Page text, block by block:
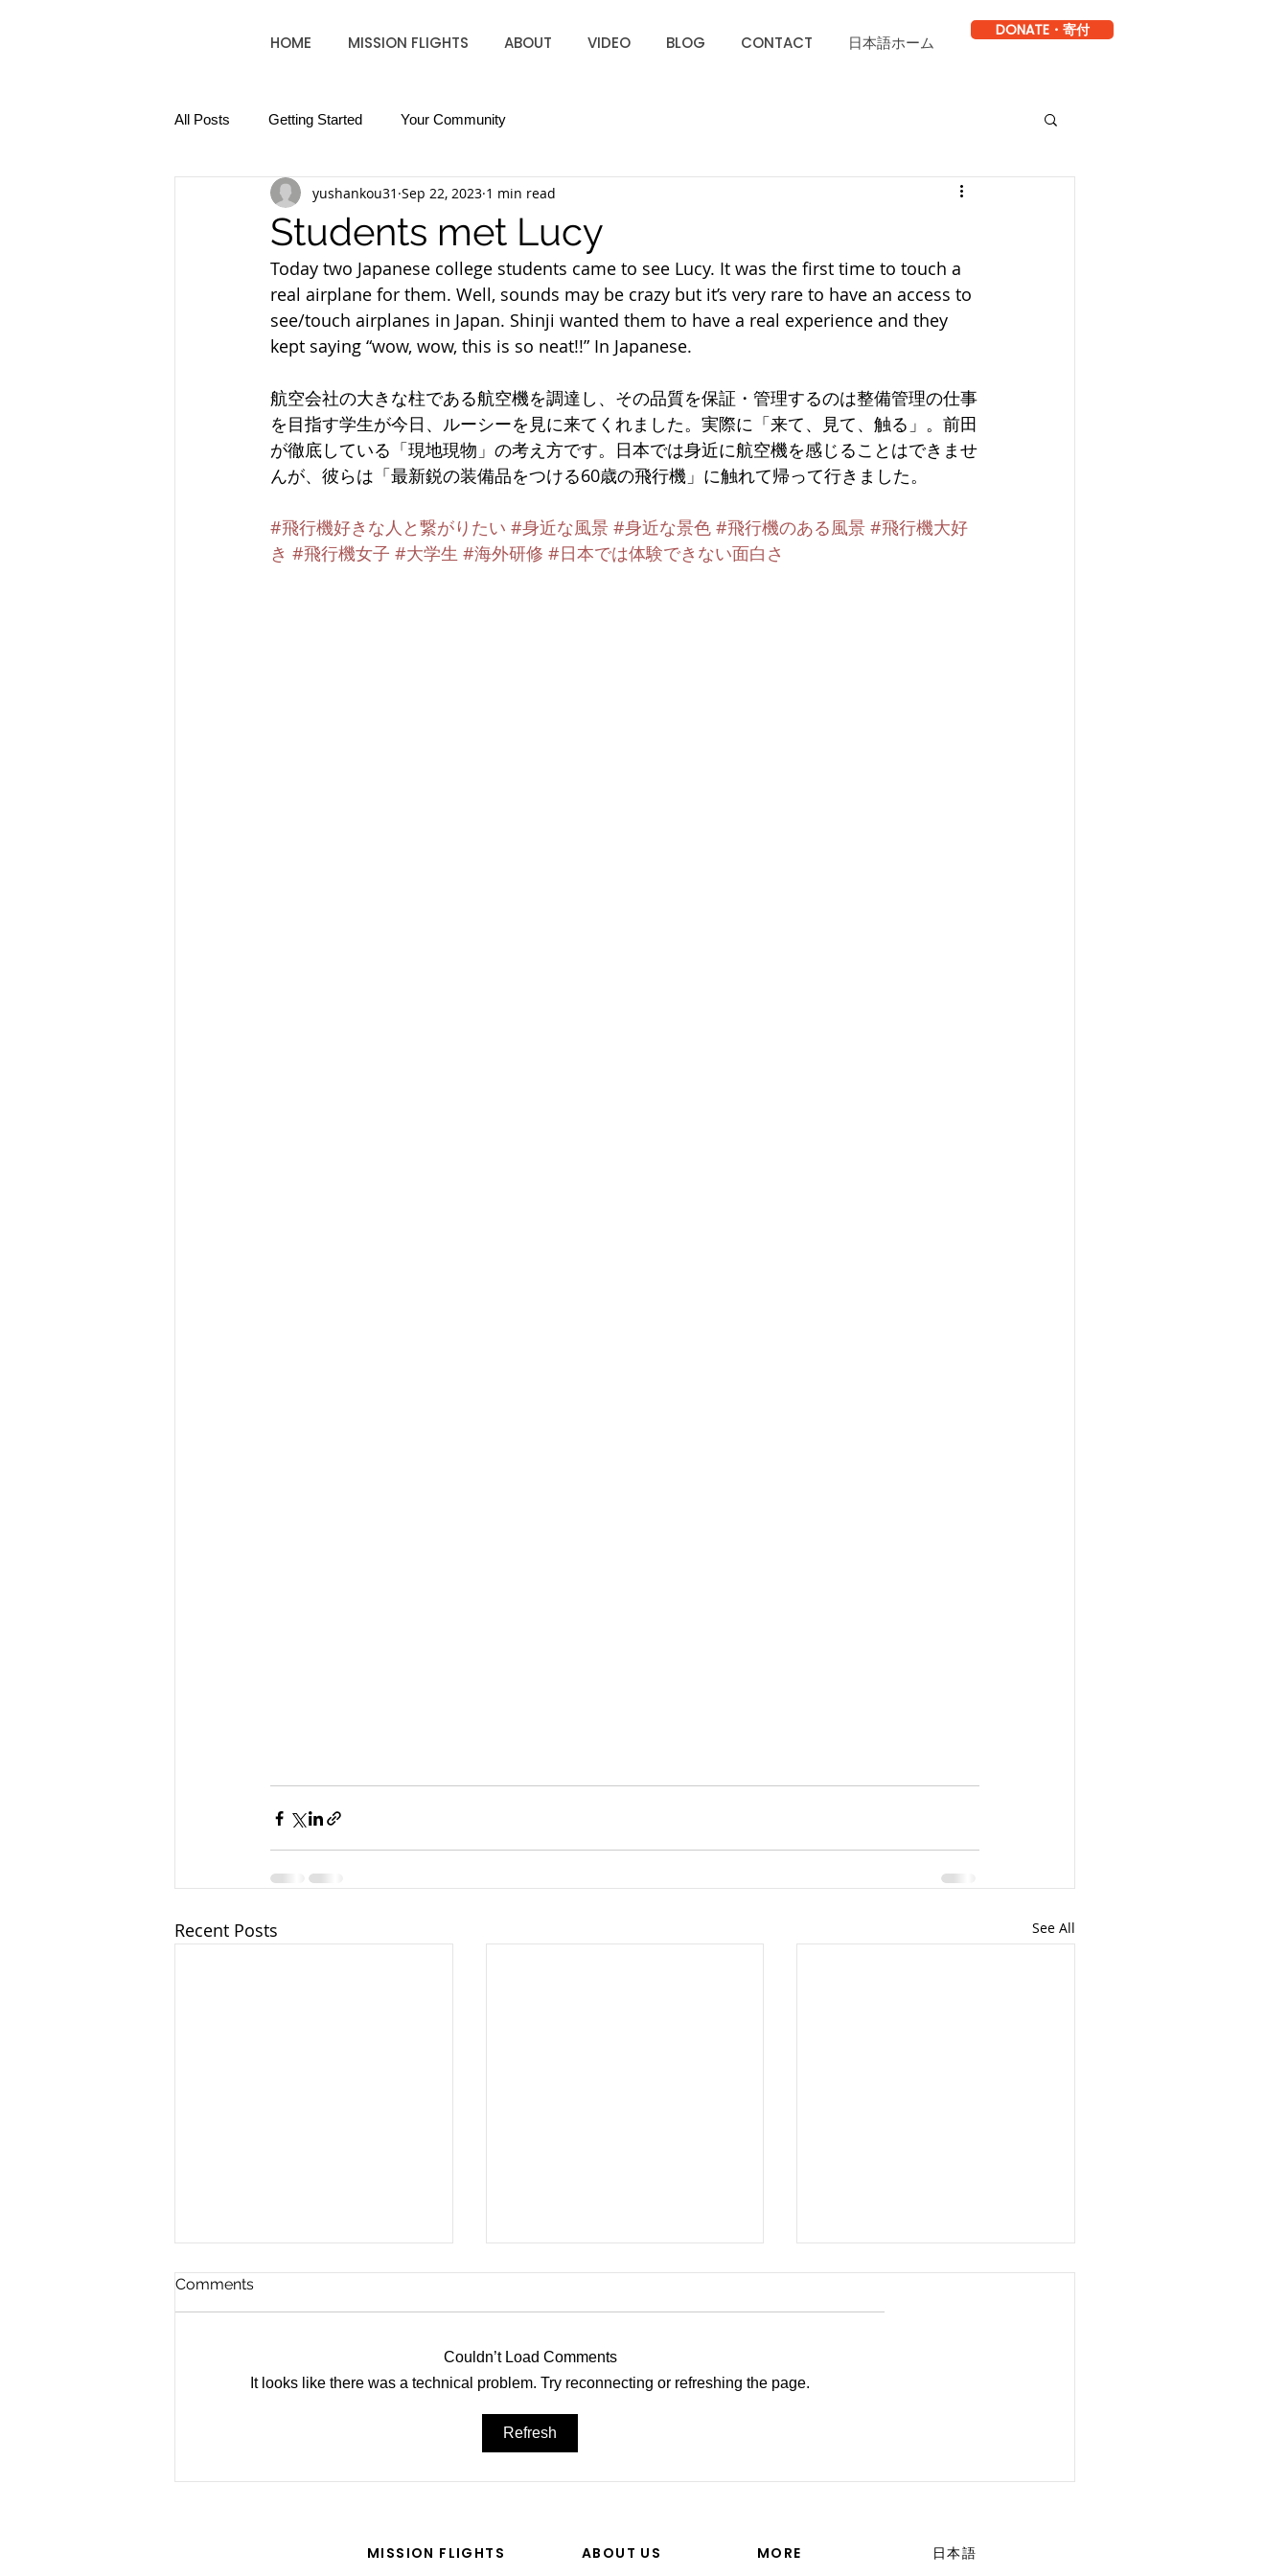
HOME MISSION FLIGHTS ABOUT VIDEO BLOG CONTACT 日本語ホーム
DONATE・寄付
All Posts Getting Started Your Community
Students met Lucy
yushankou31 Sep 22, 2023 1 min read
Today two Japanese college students came to see Lucy. It was the first time to touch a
real airplane for them. Well, sounds may be crazy but it’s very rare to have an access to
see/touch airplanes in Japan. Shinji wanted them to have a real experience and they
kept saying “wow, wow, this is so neat!!” In Japanese.
航空会社の大きな柱である航空機を調達し、その品質を保証・管理するのは整備管理の仕事
を目指す学生が今日、ルーシーを見に来てくれました。実際に「来て、見て、触る」。前田
が徹底している「現地現物」の考え方です。日本では身近に航空機を感じることはできませ
んが、彼らは「最新鋭の装備品をつける60歳の飛行機」に触れて帰って行きました。
#飛行機好きな人と繋がりたい #身近な風景 #身近な景色 #飛行機のある風景 #飛行機大好
き #飛行機女子 #大学生 #海外研修 #日本では体験できない面白さ
Recent Posts See All
Shinji spoke at a Boeing
Commercial Airplanes
Comments
Couldn’t Load Comments
It looks like there was a technical problem. Try reconnecting or refreshing the page.
Refresh
MISSION FLIGHTS
ABOUT US
MORE
日本語